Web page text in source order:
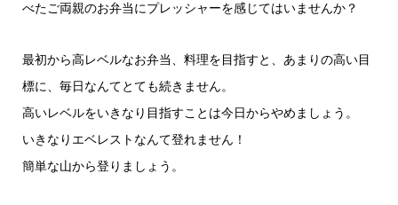
べたご両親のお弁当にプレッシャーを感じてはいませんか？
最初から高レベルなお弁当、料理を目指すと、あまりの高い目
標に、毎日なんてとても続きません。
高いレベルをいきなり目指すことは今日からやめましょう。
いきなりエベレストなんて登れません！
簡単な山から登りましょう。